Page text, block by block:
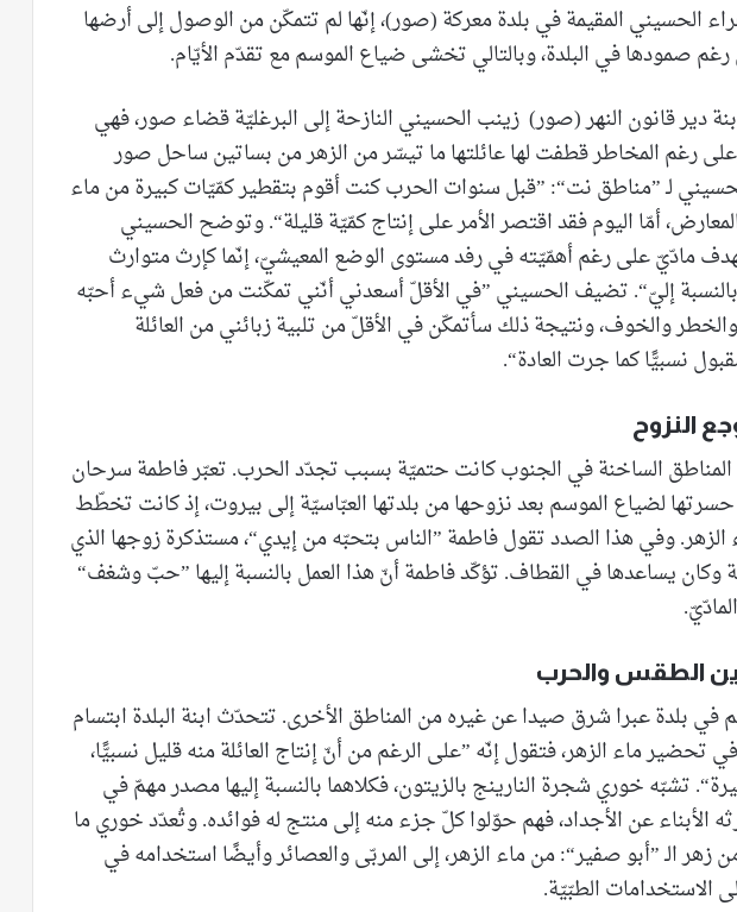
الحسيني المقيمة في بلدة معركة (صور)، إنّها لم تتمكّن من الوصول إلى أرضها
صمودها في البلدة، وبالتالي تخشى ضياع الموسم مع تقدّم الأيّام.
دير قانون النهر (صور) زينب الحسيني النازحة إلى البرغليّة قضاء صور، فهي
رغم المخاطر قطفت لها عائلتها ما تيسّر من الزهر من بساتين ساحل صور
لـ ”مناطق نت“: ”قبل سنوات الحرب كنت أقوم بتقطير كمّيّات كبيرة من ماء
أمّا اليوم فقد اقتصر الأمر على إنتاج كمّيّة قليلة“. وتوضح الحسيني
مادّيّ على رغم أهمّيّته في رفد مستوى الوضع المعيشيّ، إنّما كإرث متوارث
إليّ“. تضيف الحسيني ”في الأقلّ أسعدني أنّني تمكّنت من فعل شيء أحبّه
والخوف، ونتيجة ذلك سأتمكّن في الأقلّ من تلبية زبائني من العائلة
نسبيًّا كما جرت العادة“.
النزوح
الساخنة في الجنوب كانت حتميّة بسبب تجدّد الحرب. تعبّر فاطمة سرحان
لضياع الموسم بعد نزوحها من بلدتها العبّاسيّة إلى بيروت، إذ كانت تخطّط
الزهر. وفي هذا الصدد تقول فاطمة ”الناس بتحبّه من إيدي“، مستذكرة زوجها الذي
وكان يساعدها في القطاف. تؤكّد فاطمة أنّ هذا العمل بالنسبة إليها ”حبّ وشغف“
الطقس والحرب
في بلدة عبرا شرق صيدا عن غيره من المناطق الأخرى. تتحدّث ابنة البلدة ابتسام
تحضير ماء الزهر، فتقول إنّه ”على الرغم من أنّ إنتاج العائلة منه قليل نسبيًّا،
تشبّه خوري شجرة النارينج بالزيتون، فكلاهما بالنسبة إليها مصدر مهمّ في
الأبناء عن الأجداد، فهم حوّلوا كلّ جزء منه إلى منتج له فوائده. وتُعدّد خوري ما
الـ ”أبو صفير“: من ماء الزهر، إلى المربّى والعصائر وأيضًا استخدامه في
الاستخدامات الطبّيّة.